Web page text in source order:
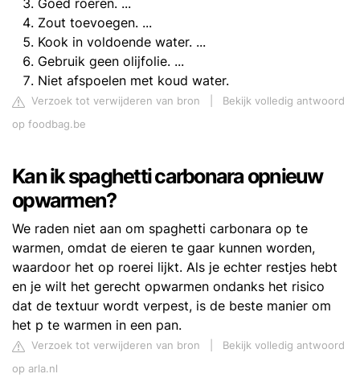
Goed roeren. ...
Zout toevoegen. ...
Kook in voldoende water. ...
Gebruik geen olijfolie. ...
Niet afspoelen met koud water.
Verzoek tot verwijderen van bron
Bekijk volledig antwoord
op foodbag.be
Kan ik spaghetti carbonara opnieuw
opwarmen?
We raden niet aan om spaghetti carbonara op te
warmen, omdat de eieren te gaar kunnen worden,
waardoor het op roerei lijkt. Als je echter restjes hebt
en je wilt het gerecht opwarmen ondanks het risico
dat de textuur wordt verpest, is de beste manier om
het p te warmen in een pan.
Verzoek tot verwijderen van bron
Bekijk volledig antwoord
op arla.nl